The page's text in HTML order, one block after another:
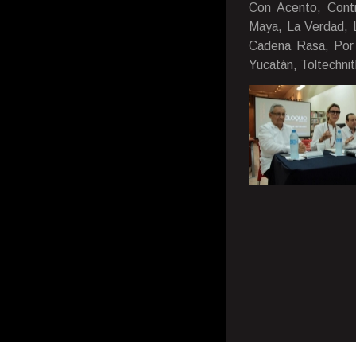
Con Acento,
Maya, La Verdad,
Cadena Rasa,
Yucatán,